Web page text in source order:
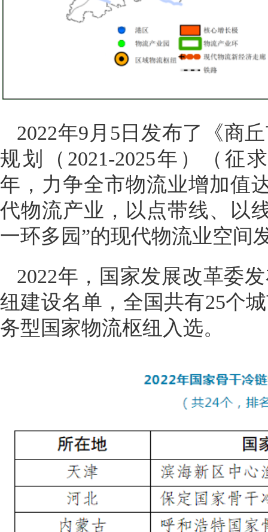
2022年9月5日发布了《商
规划（2021-2025年）（征
年，力争全市物流业增加值
代物流产业，以点带线、以
一环多园”的现代物流业空间
2022年， 国家发展改革委
纽建设名单，全国共有25个
务型国家物流枢纽入选。